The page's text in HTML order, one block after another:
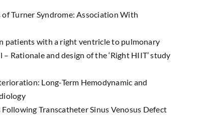
Turner Syndrome: Association With
patients with a right ventricle to pulmonary
Rationale and design of the ‘Right HIIT’ study
Long-Term Hemodynamic and
Transcatheter Sinus Venosus Defect